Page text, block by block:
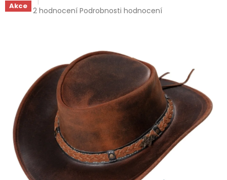
Akce Průměrné
hvězdiček.
2 hodnocení Podrobnosti hodnocení